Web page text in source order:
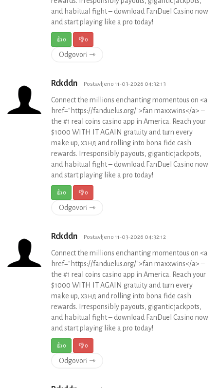
and habitual fight – download FanDuel Casino now
and start playing like a pro today!
👍0 👎0
Odgovori ⇾
Rckddn Postavljeno 11-03-2026 04:32:13
Connect the millions enchanting momentous on <a
href="https://fanduelus.org/">fan maxxwins</a> –
the #1 real coins casino app in America. Reach your
$1000 WITH IT AGAIN gratuity and turn every
make up, хэнд and rolling into bona fide cash
rewards. Irresponsibly payouts, gigantic jackpots,
and habitual fight – download FanDuel Casino now
and start playing like a pro today!
👍0 👎0
Odgovori ⇾
Rckddn Postavljeno 11-03-2026 04:32:12
Connect the millions enchanting momentous on <a
href="https://fanduelus.org/">fan maxxwins</a> –
the #1 real coins casino app in America. Reach your
$1000 WITH IT AGAIN gratuity and turn every
make up, хэнд and rolling into bona fide cash
rewards. Irresponsibly payouts, gigantic jackpots,
and habitual fight – download FanDuel Casino now
and start playing like a pro today!
👍0 👎0
Odgovori ⇾